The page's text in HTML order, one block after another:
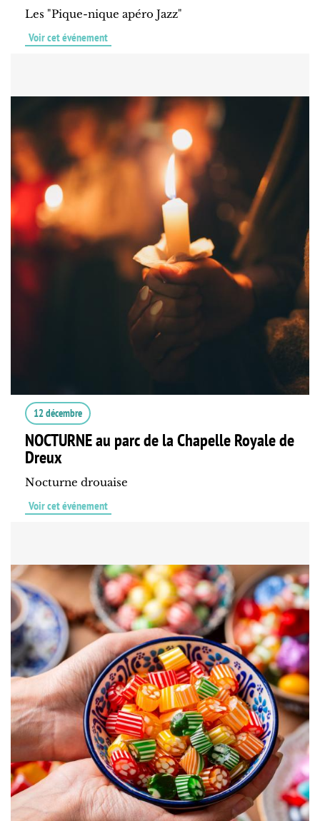
Les "Pique-nique apéro Jazz"
Voir cet événement
12 décembre
NOCTURNE au parc de la Chapelle Royale de
Dreux
Nocturne drouaise
Voir cet événement